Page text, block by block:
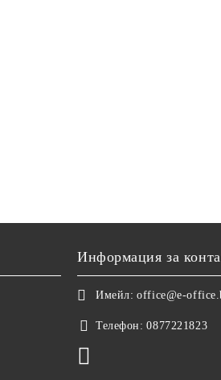
Информация за
Имейл: office@e-
Телефон: 0877221823